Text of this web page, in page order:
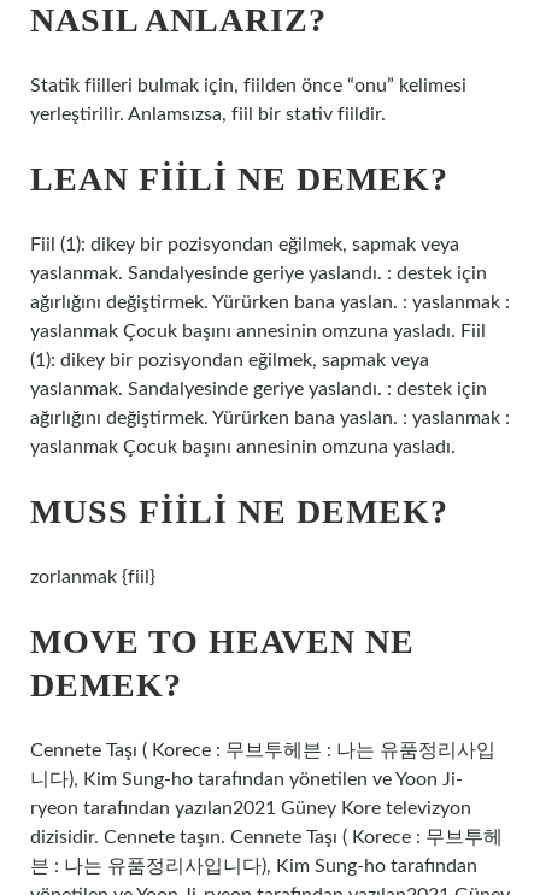
NASIL ANLARIZ?
Statik fiilleri bulmak için, fiilden önce “onu” kelimesi
yerleştirilir. Anlamsızsa, fiil bir stativ fiildir.
LEAN FIILI NE DEMEK?
Fiil (1): dikey bir pozisyondan eğilmek, sapmak veya
yaslanmak. Sandalyesinde geriye yaslandı. : destek için
ağırlığını değiştirmek. Yürürken bana yaslan. : yaslanmak :
yaslanmak Çocuk başını annesinin omzuna yasladı. Fiil
(1): dikey bir pozisyondan eğilmek, sapmak veya
yaslanmak. Sandalyesinde geriye yaslandı. : destek için
ağırlığını değiştirmek. Yürürken bana yaslan. : yaslanmak :
yaslanmak Çocuk başını annesinin omzuna yasladı.
MUSS FIILI NE DEMEK?
zorlanmak {fiil}
MOVE TO HEAVEN NE
DEMEK?
Cennete Taşı ( Korece : 무브투헤븐 : 나는 유품정리사입
니다), Kim Sung-ho tarafından yönetilen ve Yoon Ji-
ryeon tarafından yazılan2021 Güney Kore televizyon
dizisidir. Cennete taşın. Cennete Taşı ( Korece : 무브투헤
븐 : 나는 유품정리사입니다), Kim Sung-ho tarafından